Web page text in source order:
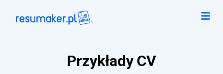
Przykłady CV